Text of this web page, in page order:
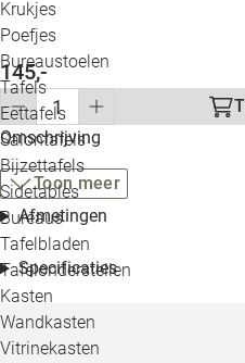
Krukjes
Poefjes
Bureaustoelen
Tafels
Eettafels
Salontafels
Bijzettafels
Sidetables
Bureaus
Tafelbladen
Tafelonderstellen
Kasten
Wandkasten
Vitrinekasten
145,-
Omschrijving
Toon meer
Afmetingen
Specificaties